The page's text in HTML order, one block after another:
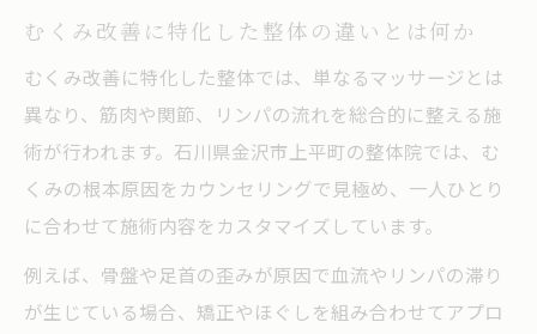
むくみ改善に特化した整体の違いとは何か
むくみ改善に特化した整体では、単なるマッサージとは
異なり、筋肉や関節、リンパの流れを総合的に整える施
術が行われます。石川県金沢市上平町の整体院では、む
くみの根本原因をカウンセリングで見極め、一人ひとり
に合わせて施術内容をカスタマイズしています。
例えば、骨盤や足首の歪みが原因で血流やリンパの滞り
が生じている場合、矯正やほぐしを組み合わせてアプロ